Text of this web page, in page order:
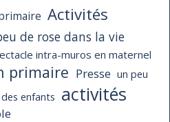
Activités
de rose dans la vie
intra-muros en maternel
primaire Presse un peu
enfants activités